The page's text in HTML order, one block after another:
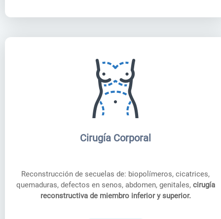
Cirugía Corporal
Reconstrucción de secuelas de: biopolímeros, cicatrices,
quemaduras, defectos en senos, abdomen, genitales, cirugía
reconstructiva de miembro inferior y superior.